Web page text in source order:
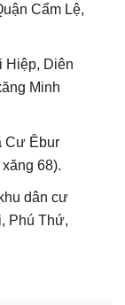
Cẩm Lệ,
Hiệp, Diên
Minh
Cư Êbur
68).
dân cư
Phú Thứ,